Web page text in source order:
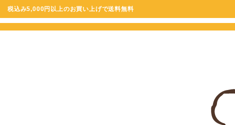
税込み5,000円以上のお買い上げで送料無料